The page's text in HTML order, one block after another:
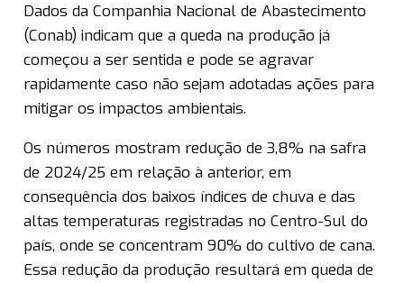
Dados da Companhia Nacional de Abastecimento
(Conab) indicam que a queda na produção já
começou a ser sentida e pode se agravar
rapidamente caso não sejam adotadas ações para
mitigar os impactos ambientais.
Os números mostram redução de 3,8% na safra
de 2024/25 em relação à anterior, em
consequência dos baixos índices de chuva e das
altas temperaturas registradas no Centro-Sul do
país, onde se concentram 90% do cultivo de cana.
Essa redução da produção resultará em queda de